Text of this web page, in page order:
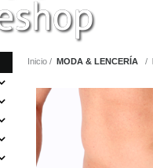
Inicio MODA & LENCERÍA